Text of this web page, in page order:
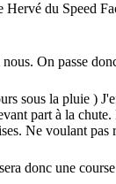
Hervé du Speed
On passe
sous la pluie )
part à la
Ne voulant
donc une